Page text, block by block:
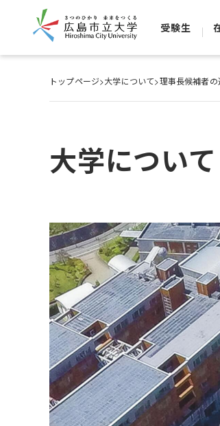
受験生
トップページ>大学について>理事長候補者の
大学について